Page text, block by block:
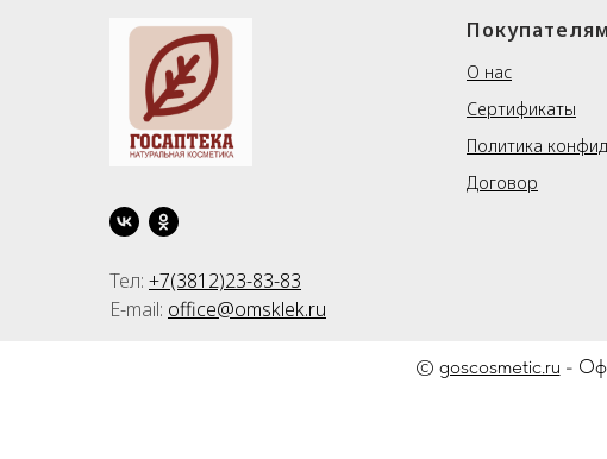
Тел: +7(3812)23-83-83
E-mail: office@omsklek.ru
Покупателям
О нас
Сертификаты
Политика
Договор
© goscosmetic.ru -